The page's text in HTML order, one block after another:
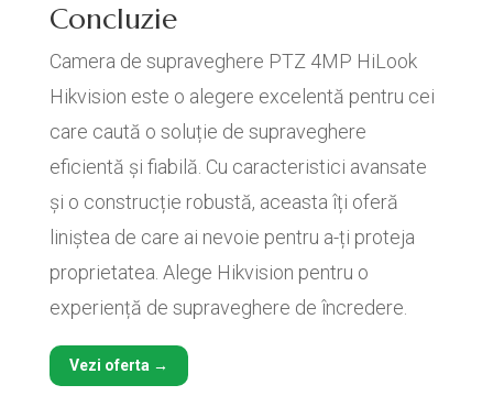
Concluzie
Camera de supraveghere PTZ 4MP HiLook
Hikvision este o alegere excelentă pentru cei
care caută o soluție de supraveghere
eficientă și fiabilă. Cu caracteristici avansate
și o construcție robustă, aceasta îți oferă
liniștea de care ai nevoie pentru a-ți proteja
proprietatea. Alege Hikvision pentru o
experiență de supraveghere de încredere.
Vezi oferta →